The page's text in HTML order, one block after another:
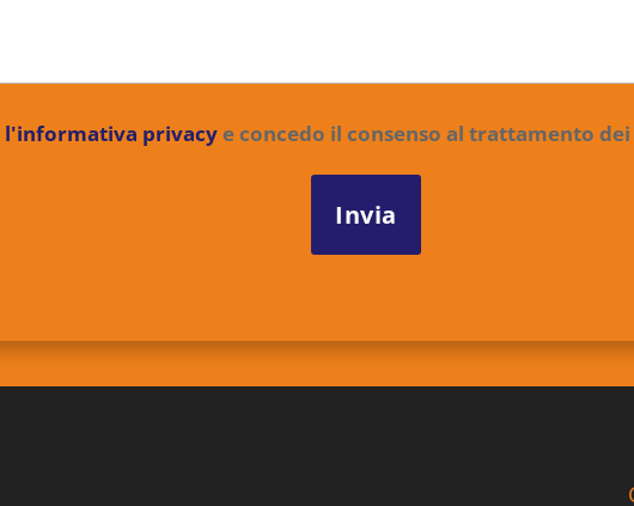
l'informativa privacye concedo il consenso al trattamento